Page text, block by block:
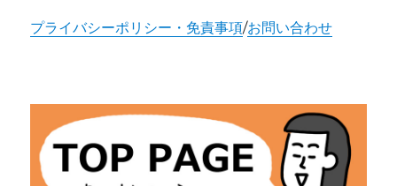
プライバシーポリシー・免責事項/お問い合わせ